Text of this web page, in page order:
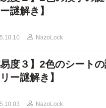
謎解き】
NazoLock
易度３】2色のシート
ー謎解き】
NazoLock